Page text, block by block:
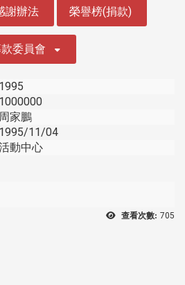
謝辦法 榮譽榜(捐款)
委員會
1995
1000000
周家鵬
1995/11/04
動中心
查看次數: 705